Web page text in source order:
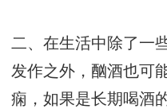
二、在生活中除了一
发作之外，酗酒也可
痫，如果是长期喝酒